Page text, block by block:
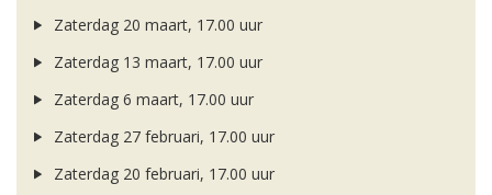
Zaterdag 20 maart, 17.00 uur
Zaterdag 13 maart, 17.00 uur
Zaterdag 6 maart, 17.00 uur
Zaterdag 27 februari, 17.00 uur
Zaterdag 20 februari, 17.00 uur